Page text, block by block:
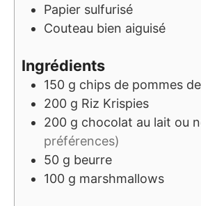
Papier sulfurisé
Couteau bien aiguisé
Ingrédients
150 g chips de pommes
200 g Riz Krispies
200 g chocolat au lait ou
préférences)
50 g beurre
100 g marshmallows